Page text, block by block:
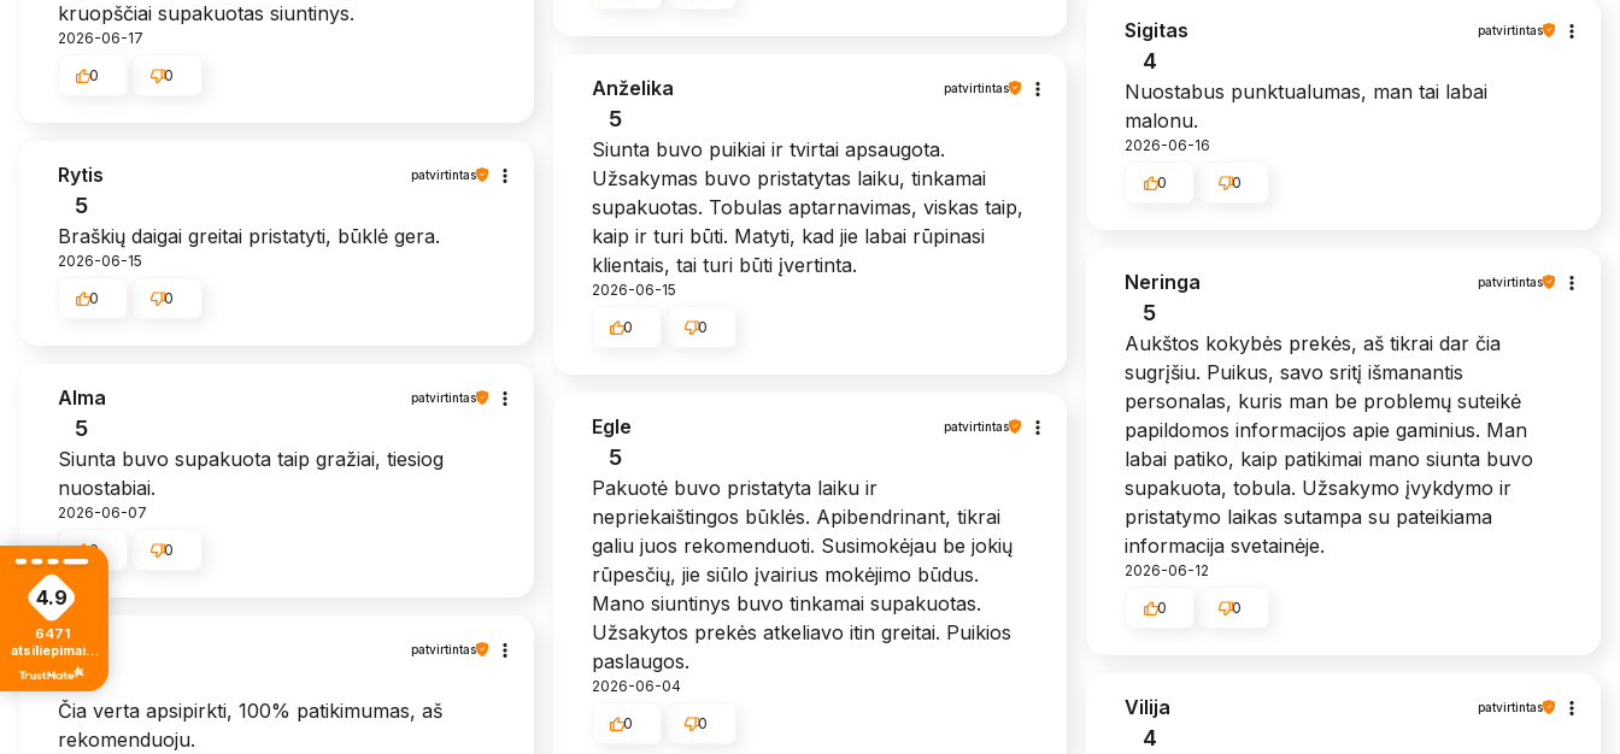
kruopščiai supakuotas siuntinys.
2026-06-17
0 0
Sigitas patvirtintas
4
Nuostabus punktualumas, man tai labai
malonu.
2026-06-16
0 0
Anželika patvirtintas
5
Siunta buvo puikiai ir tvirtai apsaugota.
Užsakymas buvo pristatytas laiku, tinkamai
supakuotas. Tobulas aptarnavimas, viskas taip,
kaip ir turi būti. Matyti, kad jie labai rūpinasi
klientais, tai turi būti įvertinta.
2026-06-15
0 0
Rytis patvirtintas
5
Braškių daigai greitai pristatyti, būklė gera.
2026-06-15
0 0
Neringa patvirtintas
5
Aukštos kokybės prekės, aš tikrai dar čia
sugrįšiu. Puikus, savo sritį išmanantis
personalas, kuris man be problemų suteikė
papildomos informacijos apie gaminius. Man
labai patiko, kaip patikimai mano siunta buvo
supakuota, tobula. Užsakymo įvykdymo ir
pristatymo laikas sutampa su pateikiama
informacija svetainėje.
2026-06-12
0 0
Alma patvirtintas
5
Siunta buvo supakuota taip gražiai, tiesiog
nuostabiai.
2026-06-07
0 0
Egle patvirtintas
5
Pakuotė buvo pristatyta laiku ir
nepriekaištingos būklės. Apibendrinant, tikrai
galiu juos rekomenduoti. Susimokėjau be jokių
rūpesčių, jie siūlo įvairius mokėjimo būdus.
Mano siuntinys buvo tinkamai supakuotas.
Užsakytos prekės atkeliavo itin greitai. Puikios
paslaugos.
2026-06-04
0 0
Zita patvirtintas
5
Čia verta apsipirkti, 100% patikimumas, aš
rekomenduoju.
Vilija patvirtintas
4
4.9
6471
atsiliepimais
iš visų laikų